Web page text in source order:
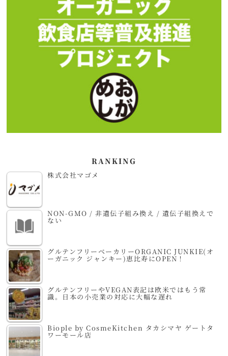
RANKING
株式会社マゴメ
NON-GMO / 非遺伝子組み換え / 遺伝子組換えで
ない
グルテンフリーベーカリーORGANIC JUNKIE(オ
ーガニック ジャンキー)恵比寿にOPEN！
グルテンフリーやVEGAN表記は欧米ではもう常
識。日本の小売業の対応に大幅な遅れ
Biople by CosmeKitchen タカシマヤ ゲートタ
ワーモール店